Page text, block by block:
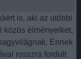
is, aki az utóbbi
közös élményeiket,
Ennek
rosszra fordult